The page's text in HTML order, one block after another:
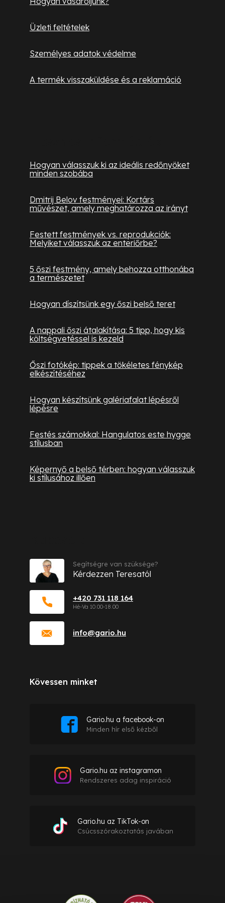
Üzleti feltételek
Személyes adatok védelme
A termék visszaküldése és a reklamáció
Hogyan válasszuk ki az ideális redőnyöket
minden szobába
Dmitrij Belov festményei: Kortárs
művészet, amely meghatározza az irányt
Festett festmények vs. reprodukciók:
Melyiket válasszuk az enteriőrbe?
5 őszi festmény, amely behozza otthonába
a természetet
Hogyan díszítsünk egy őszi belső teret
A nappali őszi átalakítása: 5 tipp, hogy kis
költségvetéssel is kezeld
Őszi fotókép: tippek a tökéletes fénykép
elkészítéséhez
Hogyan készítsünk galériafalat lépésről
lépésre
Festés számokkal: Hangulatos este hygge
stílusban
Képernyő a belső térben: hogyan válasszuk
ki stílusához illően
info@gario.hu
+420 731 118 164
Segítségre van szüksége?
Kérdezzen Teresatól
Kövessen minket
Gario.hu a facebook-on
Minden hír első kézből
Gario.hu az instagramon
Rendszeres adag inspiráció
Gario.hu az TikTok-on
Csúcsszórakoztatás javában